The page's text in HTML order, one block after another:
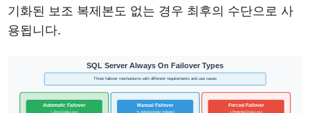
기화된 보조 복제본도 없는 경우 최후의 수단으로 사
용됩니다.